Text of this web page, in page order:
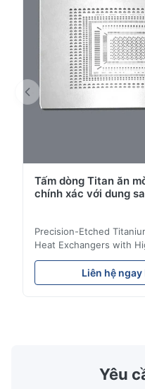
Jan 8.2026
Nov 6.2025
Excellent
Tấm dòng Titan ăn
chính xác với dung
Precision-Etched
Heat Exchangers with
Resistance Flow Plate
Technology specializes
high-precision
distribution in
Plate Features Complex,
Liên hệ
Yêu